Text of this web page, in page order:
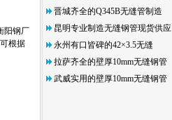
阳钢厂
根据
晋城齐全的Q345B无缝管制造
昆明专业制造无缝钢管现货供应
永州有口皆碑的42×3.5无缝
拉萨齐全的壁厚10mm无缝钢管
武威实用的壁厚10mm无缝钢管